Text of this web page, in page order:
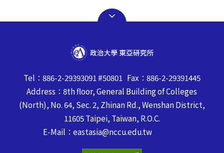
Tel：886-2-29393091 #50801 Fax：886-2-29391445
Address：8th floor, General Building of Colleges
(North), No. 64, Sec. 2, Zhinan Rd., Wenshan District,
11605 Taipei, Taiwan, R.O.C.
E-Mail：eastasia@nccu.edu.tw